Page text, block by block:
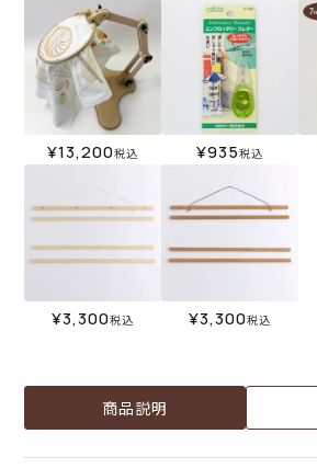
¥13,200税込 ¥935税込
¥3,300税込 ¥3,300税込
商品説明